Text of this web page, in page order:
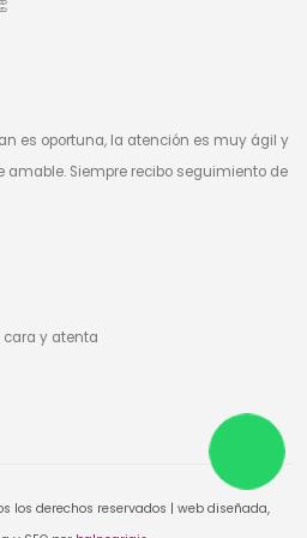
es oportuna, la atención es muy ágil y
amable. Siempre recibo seguimiento de
cara y atenta
los derechos reservados | web diseñada,